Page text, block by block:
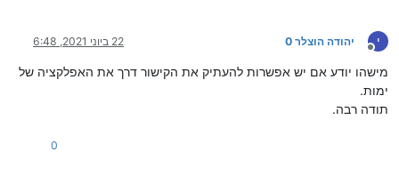
י
מנותק
יהודה הוצלר 0 22 ביוני 2021, 6:48
מישהו יודע אם יש אפשרות להעתיק את הקישור דרך את האפלקציה של
ימות.
תודה רבה.
0